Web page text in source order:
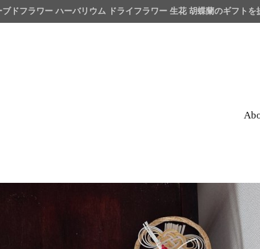
ブドフラワー ハーバリウム ドライフラワー 生花 胡蝶蘭のギフト